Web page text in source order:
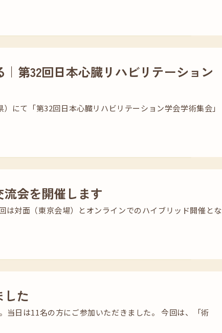
第32回日本心臓リハビリテーション
にて「第32回日本心臓リハビリテーション学会学術集会」
会を開催します
対面（東京会場）とオンラインでのハイブリッド開催とな
した
当日は11名の方にご参加いただきました。 今回は、「術